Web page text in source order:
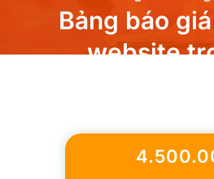
Bảng báo
website